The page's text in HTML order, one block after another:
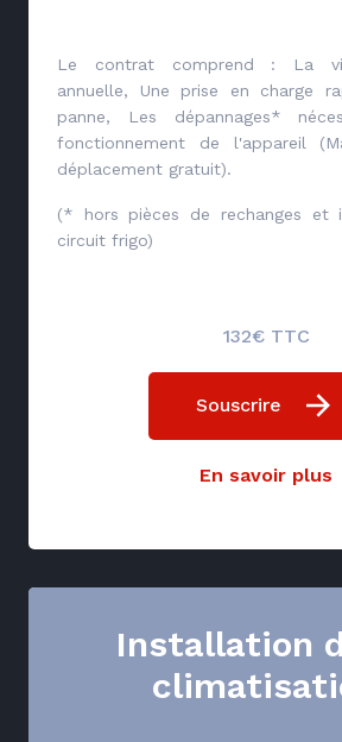
Le contrat comprend : La
annuelle, Une prise en charge
panne, Les dépannages*
fonctionnement de l'appareil
déplacement gratuit).
(* hors pièces de rechanges et
circuit frigo)
132€ TTC
Souscrire
En savoir plus
Installation